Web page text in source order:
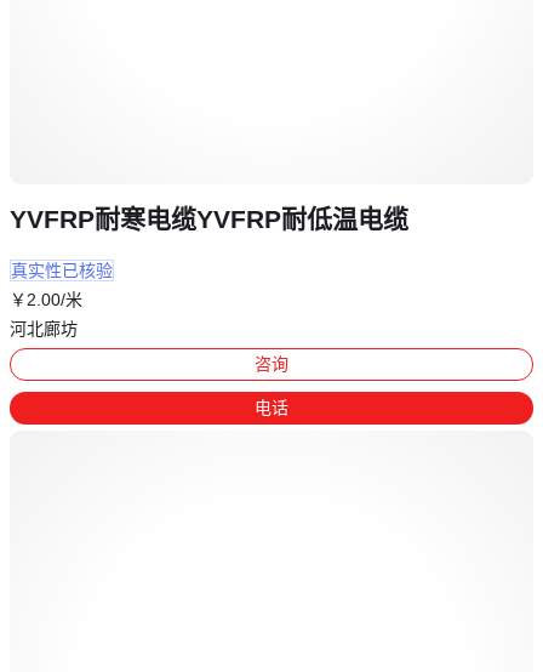
YVFRP耐寒电缆YVFRP耐低温电缆
真实性已核验
￥ 2 .00/米
河北廊坊
咨询
电话